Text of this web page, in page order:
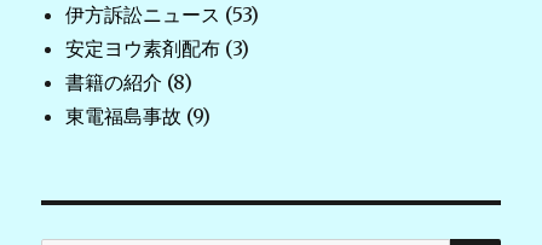
伊方訴訟ニュース (53)
安定ヨウ素剤配布 (3)
書籍の紹介 (8)
東電福島事故 (9)